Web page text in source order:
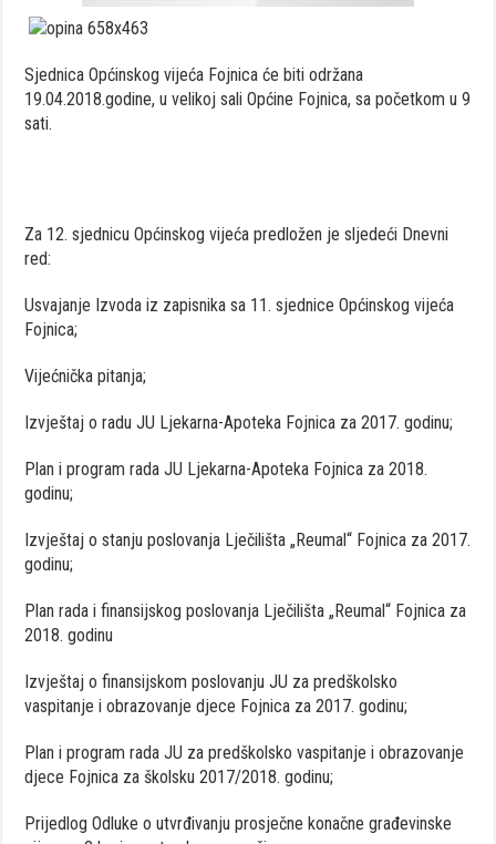
Sjednica Općinskog vijeća Fojnica će biti održana
19.04.2018.godine, u velikoj sali Općine Fojnica, sa početkom u 9
sati.
Za 12. sjednicu Općinskog vijeća predložen je sljedeći Dnevni
red:
Usvajanje Izvoda iz zapisnika sa 11. sjednice Općinskog vijeća
Fojnica;
Vijećnička pitanja;
Izvještaj o radu JU Ljekarna-Apoteka Fojnica za 2017. godinu;
Plan i program rada JU Ljekarna-Apoteka Fojnica za 2018.
godinu;
Izvještaj o stanju poslovanja Lječilišta „Reumal“ Fojnica za 2017.
godinu;
Plan rada i finansijskog poslovanja Lječilišta „Reumal“ Fojnica za
2018. godinu
Izvještaj o finansijskom poslovanju JU za predškolsko
vaspitanje i obrazovanje djece Fojnica za 2017. godinu;
Plan i program rada JU za predškolsko vaspitanje i obrazovanje
djece Fojnica za školsku 2017/2018. godinu;
Prijedlog Odluke o utvrđivanju prosječne konačne građevinske